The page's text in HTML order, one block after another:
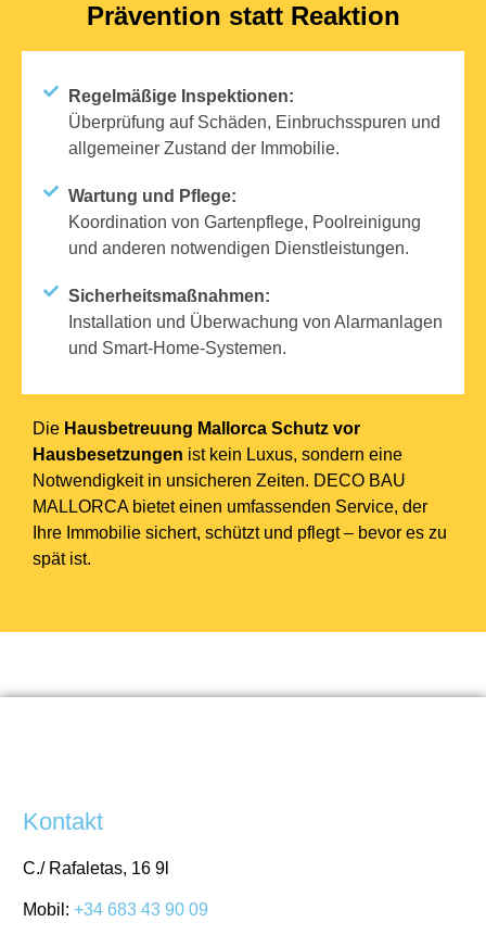
Prävention statt Reaktion
Regelmäßige Inspektionen:
Überprüfung auf Schäden, Einbruchsspuren und
allgemeiner Zustand der Immobilie.
Wartung und Pflege:
Koordination von Gartenpflege, Poolreinigung
und anderen notwendigen Dienstleistungen.
Sicherheitsmaßnahmen:
Installation und Überwachung von Alarmanlagen
und Smart-Home-Systemen.
Die Hausbetreuung Mallorca Schutz vor
Hausbesetzungen ist kein Luxus, sondern eine
Notwendigkeit in unsicheren Zeiten. DECO BAU
MALLORCA bietet einen umfassenden Service, der
Ihre Immobilie sichert, schützt und pflegt – bevor es zu
spät ist.
Kontakt
C./ Rafaletas, 16 9l
Mobil: +34 683 43 90 09